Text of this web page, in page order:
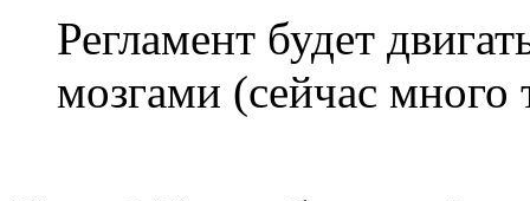
Регламент будет
мозгами (сейчас